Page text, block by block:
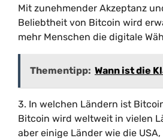
Mit zunehmender Akzeptanz
Beliebtheit von Bitcoin wird
mehr Menschen die digitale
Thementipp: Wann ist die
3. In welchen Ländern ist
Bitcoin wird weltweit in vielen
aber einige Länder wie die